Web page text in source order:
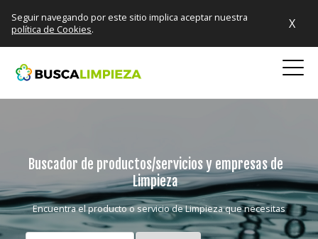
Seguir navegando por este sitio implica aceptar nuestra
política de Cookies. X
Buscador de productos/servicios y empresas de
Limpieza
Encuentra el producto o servicio de Limpieza que necesitas